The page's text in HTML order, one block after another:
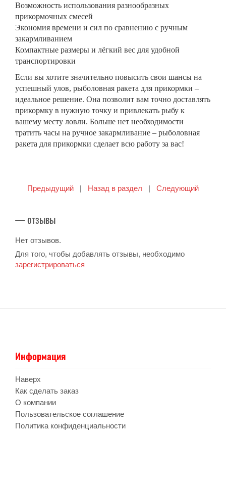
Возможность использования разнообразных
прикормочных смесей
Экономия времени и сил по сравнению с ручным
закармливанием
Компактные размеры и лёгкий вес для удобной
транспортировки
Если вы хотите значительно повысить свои шансы на
успешный улов, рыболовная ракета для прикормки –
идеальное решение. Она позволит вам точно доставлять
прикормку в нужную точку и привлекать рыбу к
вашему месту ловли. Больше нет необходимости
тратить часы на ручное закармливание – рыболовная
ракета для прикормки сделает всю работу за вас!
Предыдущий | Назад в раздел | Следующий
— отзывы
Нет отзывов.
Для того, чтобы добавлять отзывы, необходимо
зарегистрироваться
Информация
Наверх
Как сделать заказ
О компании
Пользовательское соглашение
Политика конфиденциальности